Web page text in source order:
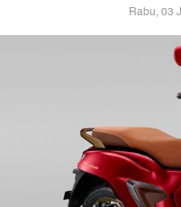
Rabu, 03